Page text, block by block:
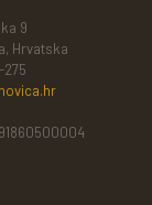
9
Hrvatska
275